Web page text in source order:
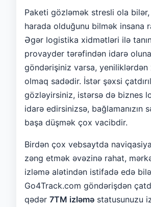
Paketi gözləmək stresli ola
harada olduğunu bilmək insana
Əgər logistika xidmətləri ilə
provayder tərəfindən idarə
göndərişiniz varsa, yeniliklərdən
olmaq sadədir. İstər şəxsi
gözləyirsiniz, istərsə də biznes
idarə edirsinizsə, bağlamanızın
başa düşmək çox vacibdir.
Birdən çox vebsaytda
zəng etmək əvəzinə rahat,
izləmə alətindən istifadə edə
Go4Track.com göndərişdən
qədər 7TM izləmə statusunuzu